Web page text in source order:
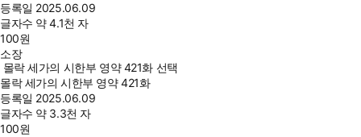
등록일 2025.06.09
글자수 약 4.1천 자
100원
소장
몰락 세가의 시한부 영약 421화 선택
몰락 세가의 시한부 영약 421화
등록일 2025.06.09
글자수 약 3.3천 자
100원